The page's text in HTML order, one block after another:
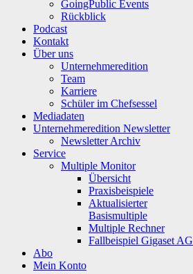
GoingPublic Events
Rückblick
Podcast
Kontakt
Über uns
Unternehmeredition
Team
Karriere
Schüler im Chefsessel
Mediadaten
Unternehmeredition Newsletter
Newsletter Archiv
Service
Multiple Monitor
Übersicht
Praxisbeispiele
Aktualisierter
Basismultiple
Multiple Rechner
Fallbeispiel Gigaset AG
Abo
Mein Konto